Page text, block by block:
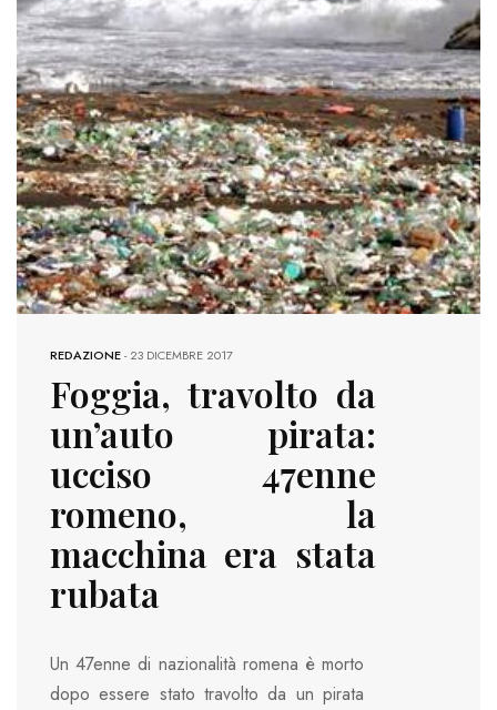
REDAZIONE-23 DICEMBRE 2017
Foggia, travolto da
un’auto pirata:
ucciso 47enne
romeno, la
macchina era stata
rubata
Un 47enne di nazionalità romena è morto
dopo essere stato travolto da un pirata